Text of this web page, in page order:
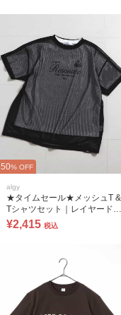
50% OFF
algy
★タイムセール★メッシュT &
Tシャツセット｜レイヤードコ
ーデ 2枚セット
¥2,415 税込